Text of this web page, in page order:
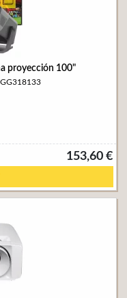
proyección 100"
153,60 €